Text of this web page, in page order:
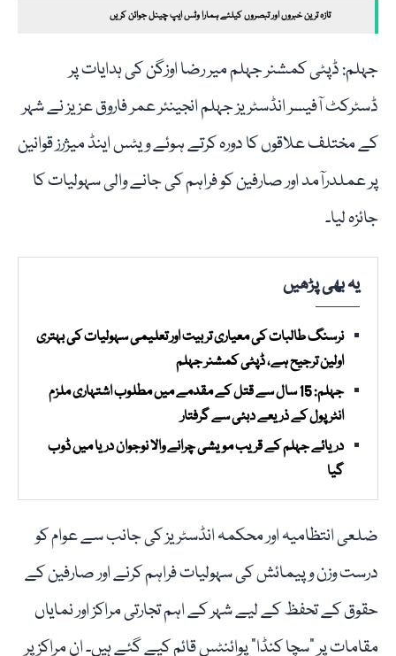
تازہ ترین خبروں اور تبصروں کیلئے ہمارا وٹس ایپ چینل جوائن کریں
جہلم: ڈپٹی کمشنر جہلم میر رضا اوزگن کی ہدایات پر
ڈسٹرکٹ آفیسر انڈسٹریز جہلم انجینئر عمر فاروق عزیز نے شہر
کے مختلف علاقوں کا دورہ کرتے ہوئے ویٹس اینڈ میژرز قوانین
پر عملدرآمد اور صارفین کو فراہم کی جانے والی سہولیات کا
جائزہ لیا۔
یہ بھی پڑھیں
نرسنگ طالبات کی معیاری تربیت اور تعلیمی سہولیات کی بہتری
اولین ترجیح ہے، ڈپٹی کمشنر جہلم
جہلم: 15 سال سے قتل کے مقدمے میں مطلوب اشتہاری ملزم
انٹرپول کے ذریعے دبئی سے گرفتار
دریائے جہلم کے قریب مویشی چرانے والا نوجوان دریا میں ڈوب
گیا
ضلعی انتظامیہ اور محکمہ انڈسٹریز کی جانب سے عوام کو
درست وزن و پیمائش کی سہولیات فراہم کرنے اور صارفین کے
حقوق کے تحفظ کے لیے شہر کے اہم تجارتی مراکز اور نمایاں
مقامات پر "سچا کنڈا” پوائنٹس قائم کیے گئے ہیں۔ ان مراکز پر